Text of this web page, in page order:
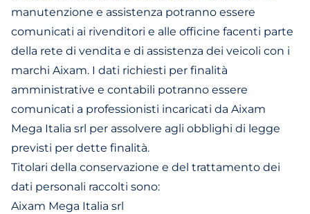
manutenzione e assistenza potranno essere
comunicati ai rivenditori e alle officine facenti parte
della rete di vendita e di assistenza dei veicoli con i
marchi Aixam. I dati richiesti per finalità
amministrative e contabili potranno essere
comunicati a professionisti incaricati da Aixam
Mega Italia srl per assolvere agli obblighi di legge
previsti per dette finalità.
Titolari della conservazione e del trattamento dei
dati personali raccolti sono:
Aixam Mega Italia srl